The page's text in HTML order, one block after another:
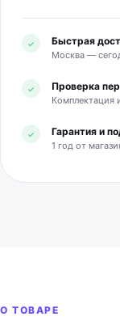
✓ Быстрая
Москва —
✓ Проверка
Комплектация
✓ Гарантия и
1 год от
О ТОВАРЕ